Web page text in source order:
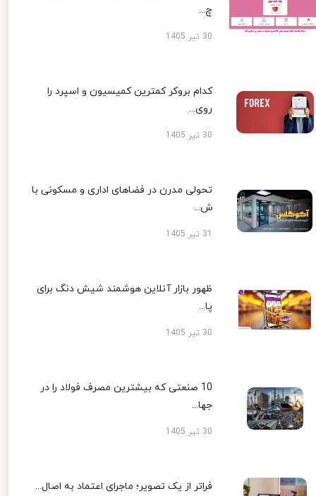
چ...
30 تیر 1405
کدام بروکر کمترین کمیسیون و اسپرد را
روی...
30 تیر 1405
تحولی مدرن در فضاهای اداری و مسکونی با
ش...
ظهور بازار آنلاین هوشمند شیش دنگ برای
پا...
30 تیر 1405
10 صنعتی که بیشترین مصرف فولاد را در
جها...
30 تیر 1405
فراتر از یک تصویر؛ ماجرای اعتماد به اصال...